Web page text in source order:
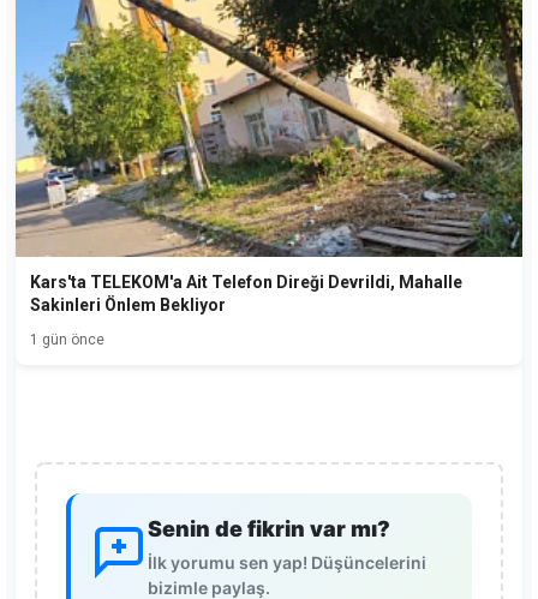
Kars'ta TELEKOM'a Ait Telefon Direği Devrildi, Mahalle
Sakinleri Önlem Bekliyor
1 gün önce
Senin de fikrin var mı?
İlk yorumu sen yap! Düşüncelerini
bizimle paylaş.